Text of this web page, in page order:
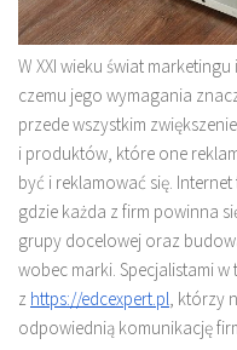
W XXI wieku świat
czemu jego wymagania
przede wszystkim
i produktów, które one
być i reklamować się.
gdzie każda z firm powinna
grupy docelowej oraz
wobec marki. Specjalistami
z https://edcexpert.pl , którzy
odpowiednią komunikację